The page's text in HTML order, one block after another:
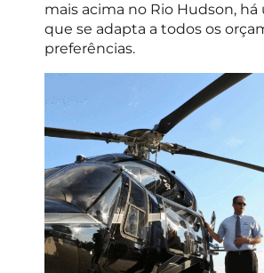
mais acima no Rio Hudson,
que se adapta a todos os
preferências.